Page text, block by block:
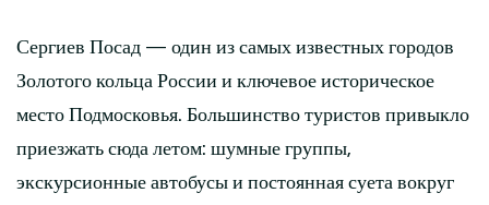
Сергиев Посад — один из самых известных городов
Золотого кольца России и ключевое историческое
место Подмосковья. Большинство туристов привыкло
приезжать сюда летом: шумные группы,
экскурсионные автобусы и постоянная суета вокруг